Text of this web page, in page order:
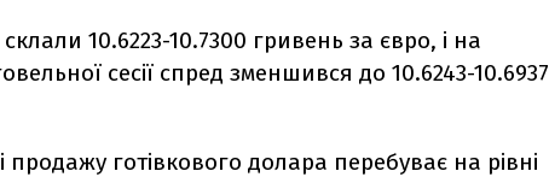
10.6223-10.7300 гривень за євро, і на
сесії спред зменшився до 10.6243-10.6937
продажу готівкового долара перебуває на рівні